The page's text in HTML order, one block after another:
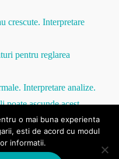
crescute. Interpretare
pentru reglarea
Interpretare analize.
poate ascunde acest
să ştii
viteza de sedimentare a
o mai buna experienta
esti de acord cu modul
informatii.